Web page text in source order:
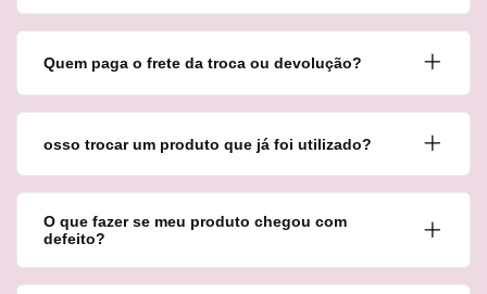
Quem paga o frete da troca ou devolução?
osso trocar um produto que já foi utilizado?
O que fazer se meu produto chegou com
defeito?